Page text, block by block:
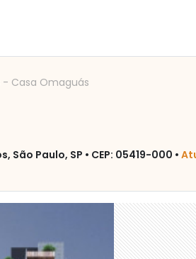
- Casa Omaguás
Paulo, SP • CEP: 05419-000 •